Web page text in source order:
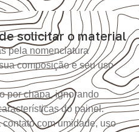
solicitar o material
pela nomenclatura
composição e seu uso
por chapa, ignorando
do painel.
com umidade, uso